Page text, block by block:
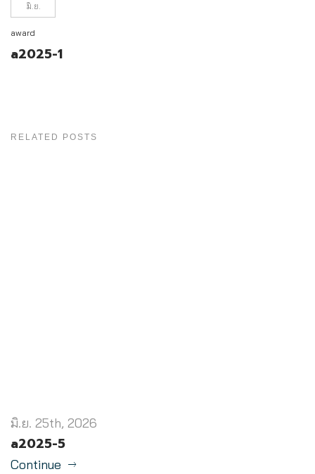
มิ.ย.
award
a2025-1
RELATED POSTS
มิ.ย. 25th, 2026
a2025-5
Continue